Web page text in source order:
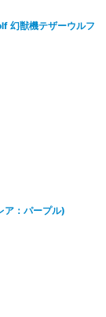
幻獣機テザーウルフ
ア：パープル)